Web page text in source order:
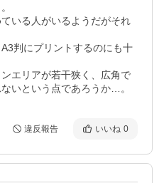
いる人がいるようだがそれ
判にプリントするのにも十
エリアが若干狭く、広角で
いという点であろうか…。
違反報告 いいね 0